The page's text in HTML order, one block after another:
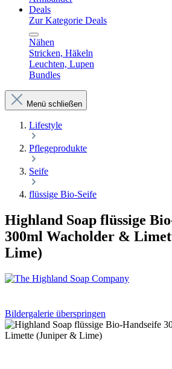
Deals
Zur Kategorie Deals
Nähen
Stricken, Häkeln
Leuchten, Lupen
Bundles
Menü schließen
Lifestyle
Pflegeprodukte
Seife
flüssige Bio-Seife
Highland Soap flüssige
300ml Wacholder &
Lime)
Bildergalerie überspringen